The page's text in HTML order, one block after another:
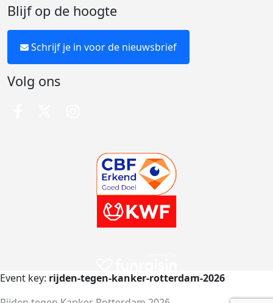
Blijf op de hoogte
Schrijf je in voor de nieuwsbrief
Volg ons
Event key: rijden-tegen-kanker-rotterdam-2026